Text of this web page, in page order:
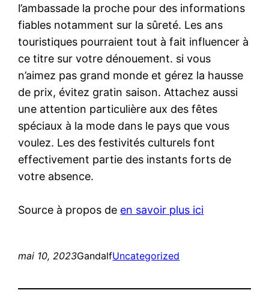
l’ambassade la proche pour des informations
fiables notamment sur la sûreté. Les ans
touristiques pourraient tout à fait influencer à
ce titre sur votre dénouement. si vous
n’aimez pas grand monde et gérez la hausse
de prix, évitez gratin saison. Attachez aussi
une attention particulière aux des fêtes
spéciaux à la mode dans le pays que vous
voulez. Les des festivités culturels font
effectivement partie des instants forts de
votre absence.
Source à propos de en savoir plus ici
mai 10, 2023GandalfUncategorized